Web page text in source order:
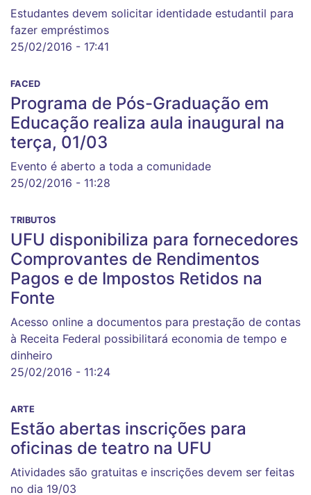
Estudantes devem solicitar identidade estudantil para
fazer empréstimos
25/02/2016 - 17:41
FACED
Programa de Pós-Graduação em
Educação realiza aula inaugural na
terça, 01/03
Evento é aberto a toda a comunidade
25/02/2016 - 11:28
TRIBUTOS
UFU disponibiliza para fornecedores
Comprovantes de Rendimentos
Pagos e de Impostos Retidos na
Fonte
Acesso online a documentos para prestação de contas
à Receita Federal possibilitará economia de tempo e
dinheiro
25/02/2016 - 11:24
ARTE
Estão abertas inscrições para
oficinas de teatro na UFU
Atividades são gratuitas e inscrições devem ser feitas
no dia 19/03